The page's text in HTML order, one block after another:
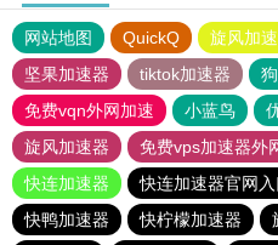
网站地图 QuickQ 旋风加
坚果加速器
tiktok加速器
免费vqn外网加速
小蓝鸟
旋风加速器
免费vps加速器外
快连加速器
快连加速器官网入
快鸭加速器
快柠檬加速器